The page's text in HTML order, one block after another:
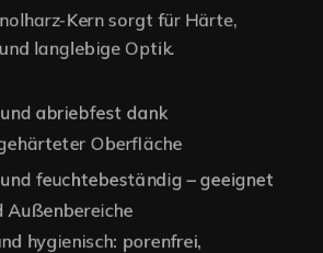
Kern sorgt für Härte,
langlebige Optik.
abriebfest dank
Oberfläche
feuchtebeständig – geeignet
Außenbereiche
hygienisch: porenfrei,